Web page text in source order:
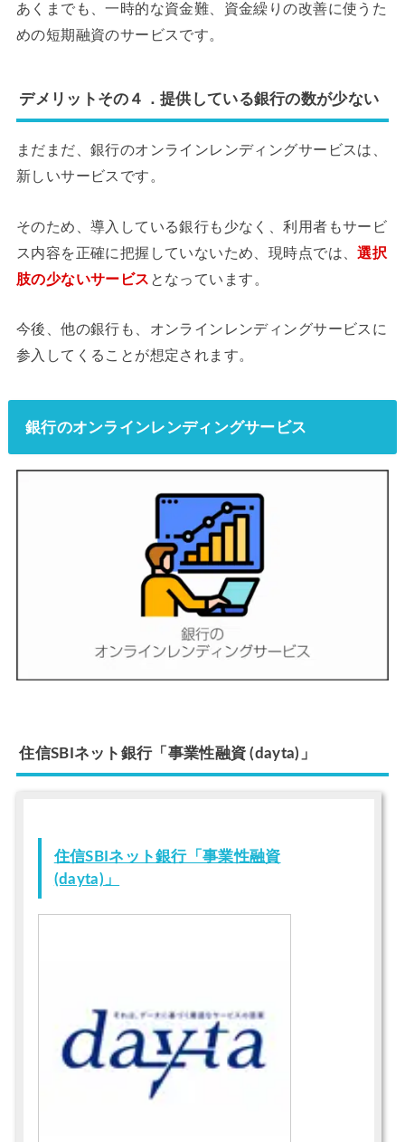
あくまでも、一時的な資金難、資金繰りの改善に使うた
めの短期融資のサービスです。
デメリットその４．提供している銀行の数が少ない
まだまだ、銀行のオンラインレンディングサービスは、
新しいサービスです。
そのため、導入している銀行も少なく、利用者もサービ
ス内容を正確に把握していないため、現時点では、選択
肢の少ないサービス となっています。
今後、他の銀行も、オンラインレンディングサービスに
参入してくることが想定されます。
銀行のオンラインレンディングサービス
住信SBIネット銀行「事業性融資 (dayta)」
住信SBIネット銀行「事業性融資
(dayta)」